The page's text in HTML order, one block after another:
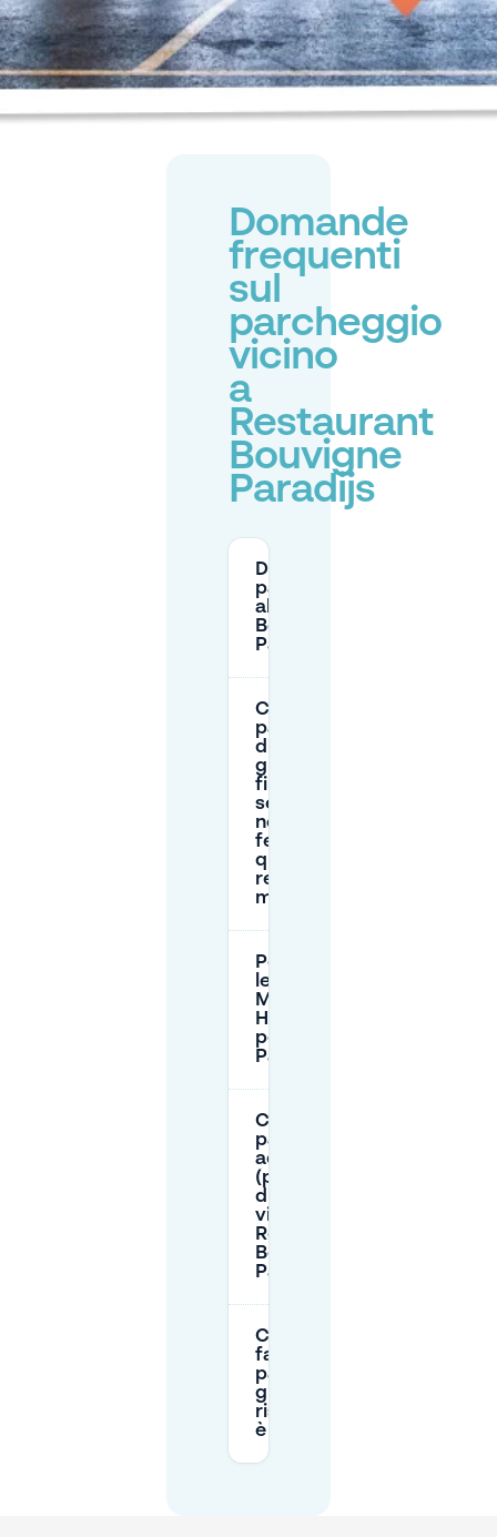
Domande
frequenti
sul
parcheggio
vicino
a
Restaurant
Bouvigne
Paradijs
Dove posso
parcheggiare
al Restaurant
Bouvigne
Paradijs?
C'è un
parcheggio
di scambio
gratuito nei
fine
settimana o
nei giorni
festivi, e
qual è la
regola della
mezzanotte?
Posso parcheggiare lungo
le strade vicino al
Mastbos (come
Huisdreef/Bouvignedreef)
per il Restaurant Bouvigne
Paradijs?
C'è un
parcheggio
accessibile
(per
disabili)
vicino al
Restaurant
Bouvigne
Paradijs?
Cosa devo
fare se il
parcheggio
gratuito al
ristorante
è pieno?